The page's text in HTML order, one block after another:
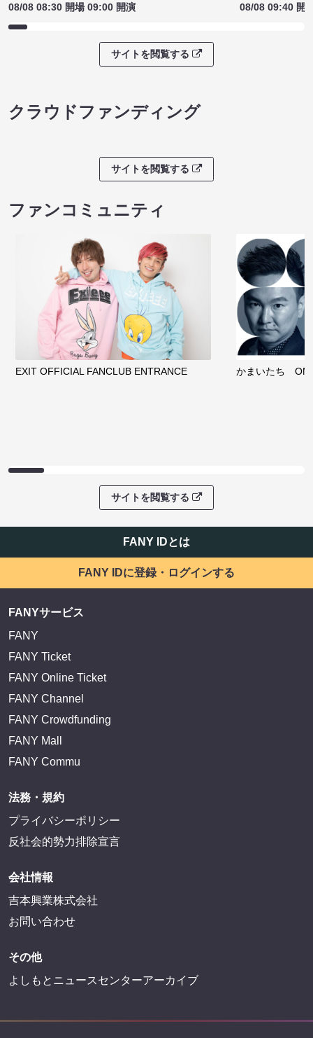
08/08 08:30 開場 09:00 開演
08/08 09:40 開
サイトを閲覧する
クラウドファンディング
サイトを閲覧する
ファンコミュニティ
EXIT OFFICIAL FANCLUB ENTRANCE かまいたち
サイトを閲覧する
FANY IDとは
FANY IDに登録・ログインする
FANYサービス
FANY
FANY Ticket
FANY Online Ticket
FANY Channel
FANY Crowdfunding
FANY Mall
FANY Commu
法務・規約
プライバシーポリシー
反社会的勢力排除宣言
会社情報
吉本興業株式会社
お問い合わせ
その他
よしもとニュースセンターアーカイブ